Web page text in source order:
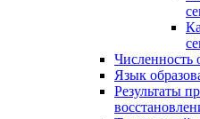
Численность
Язык
Результаты